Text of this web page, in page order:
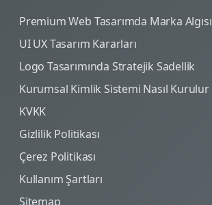
Premium Web Tasarımda Marka Algısı
UI UX Tasarım Kararları
Logo Tasarımında Stratejik Sadellik
Kurumsal Kimlik Sistemi Nasıl Kurulur
KVKK
Gizlilik Politikası
Çerez Politikası
Kullanım Şartları
Sitemap